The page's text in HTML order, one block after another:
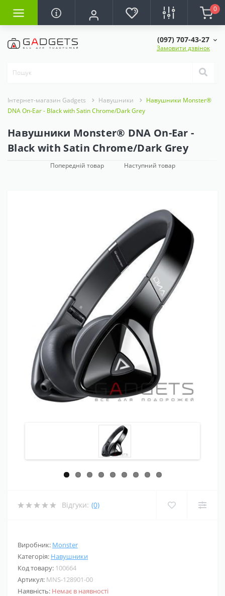
0
(097) 707-43-27
Замовити дзвінок
Інтернет-магазин Gadgets Навушники
Навушники Monster®
DNA On-Ear - Black with Satin Chrome/Dark Grey
Навушники Monster® DNA On-Ear -
Black with Satin Chrome/Dark Grey
Попередній товар Наступний товар
Відгуки: (0)
Виробник: Monster
Категорія: Навушники
Код товару: 100664
Артикул: MNS-128901-00
Наявність: Немає в наявності